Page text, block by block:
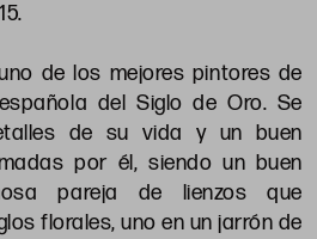
de los mejores pintores de
del Siglo de Oro. Se
de su vida y un buen
por él, siendo un buen
pareja de lienzos que
florales, uno en un jarrón de